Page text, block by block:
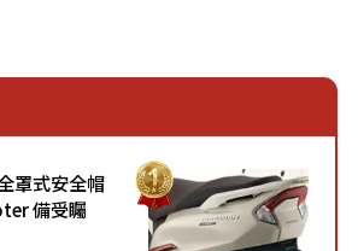
罩式安全帽
備受矚
計與各項